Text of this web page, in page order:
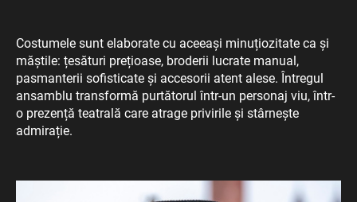
Costumele sunt elaborate cu aceeași minuțiozitate ca și
măștile: țesături prețioase, broderii lucrate manual,
pasmanterii sofisticate și accesorii atent alese. Întregul
ansamblu transformă purtătorul într-un personaj viu, într-
o prezență teatrală care atrage privirile și stârnește
admirație.